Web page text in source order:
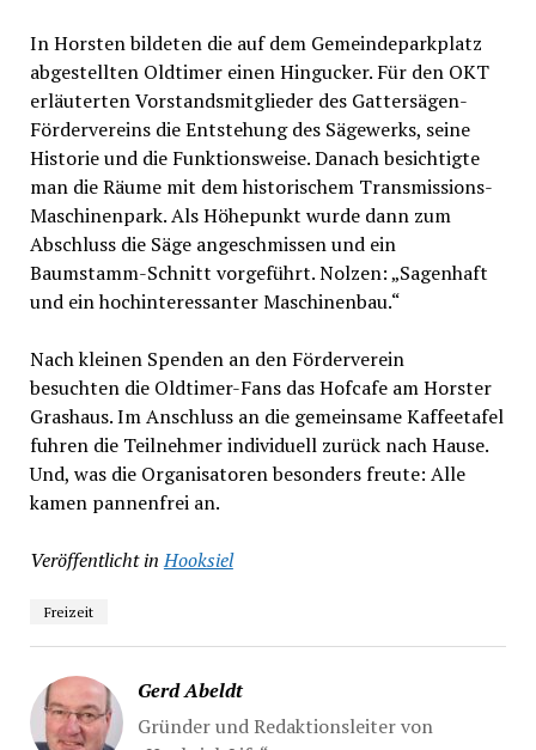
In Horsten bildeten die auf dem Gemeindeparkplatz
abgestellten Oldtimer einen Hingucker. Für den OKT
erläuterten Vorstandsmitglieder des Gattersägen-
Fördervereins die Entstehung des Sägewerks, seine
Historie und die Funktionsweise. Danach besichtigte
man die Räume mit dem historischem Transmissions-
Maschinenpark. Als Höhepunkt wurde dann zum
Abschluss die Säge angeschmissen und ein
Baumstamm-Schnitt vorgeführt. Nolzen: „Sagenhaft
und ein hochinteressanter Maschinenbau.“
Nach kleinen Spenden an den Förderverein
besuchten die Oldtimer-Fans das Hofcafe am Horster
Grashaus. Im Anschluss an die gemeinsame Kaffeetafel
fuhren die Teilnehmer individuell zurück nach Hause.
Und, was die Organisatoren besonders freute: Alle
kamen pannenfrei an.
Veröffentlicht in Hooksiel
Freizeit
Gerd Abeldt
Gründer und Redaktionsleiter von